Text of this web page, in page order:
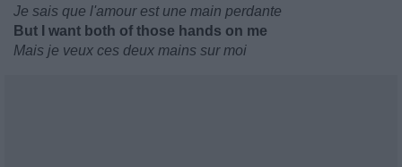
Je sais que l'amour est une main perdante
But I want both of those hands on me
Mais je veux ces deux mains sur moi